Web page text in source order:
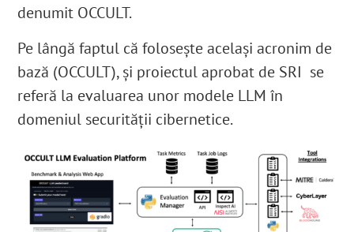
denumit OCCULT.
Pe lângă faptul că folosește același acronim de
bază (OCCULT), și proiectul aprobat de SRI se
referă la evaluarea unor modele LLM în
domeniul securității cibernetice.